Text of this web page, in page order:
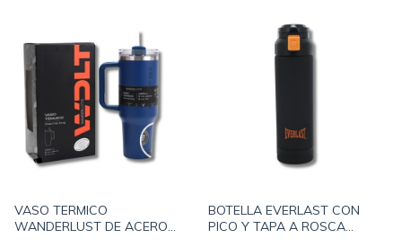
VASO TERMICO
WANDERLUST DE ACERO
BOTELLA EVERLAST CON
PICO Y TAPA A ROSCA